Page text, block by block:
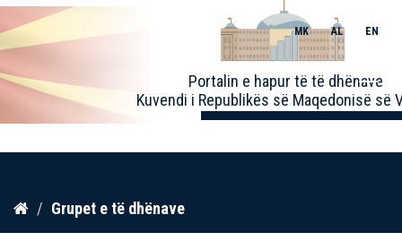
Kalo
përmbajtja
Portalin e hapur të të dhënave
Kuvendi i Republikës së Maqedonisë së
MK AL EN
Toggle
Grupet e të dhënave